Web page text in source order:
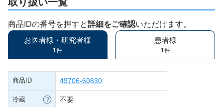
商品IDの番号を押すと詳細をご確認いただけます。
お医者様・研究者様
1件
患者様
1件
商品ID 49706-60830
冷蔵 不要